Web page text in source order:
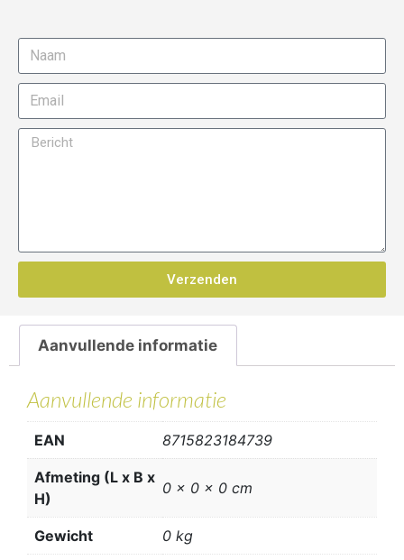
Verzenden
Aanvullende informatie
Aanvullende informatie
EAN 8715823184739
Afmeting (L x B x
H)
0 x 0 x 0 cm
Gewicht 0 kg